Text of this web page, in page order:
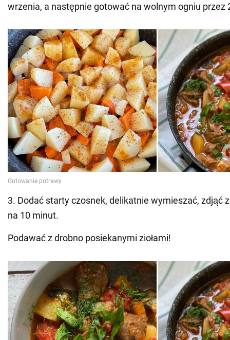
wrzenia, a następnie gotować na wolnym ogniu przez
3. Dodać starty czosnek, delikatnie wymieszać, zdjąć
na 10 minut.
Podawać z drobno posiekanymi ziołami!